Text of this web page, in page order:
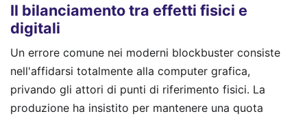
Il bilanciamento tra effetti fisici e
digitali
Un errore comune nei moderni blockbuster consiste
nell'affidarsi totalmente alla computer grafica,
privando gli attori di punti di riferimento fisici. La
produzione ha insistito per mantenere una quota